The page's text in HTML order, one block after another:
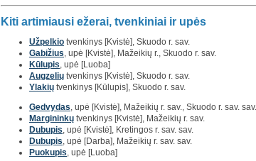
Kiti artimiausi ežerai, tvenkiniai ir upės
Užpelkio tvenkinys [Kvistė], Skuodo r. sav.
Gabižius , upė [Kvistė], Mažeikių r., Skuodo r. sav.
Kūlupis , upė [Luoba]
Augzelių tvenkinys [Kvistė], Skuodo r. sav.
Ylakių tvenkinys [Kūlupis], Skuodo r. sav.
Gedvydas , upė [Kvistė], Mažeikių r. sav., Skuodo r. sav. sav.
Margininkų tvenkinys [Kvistė], Mažeikių r. sav.
Dubupis , upė [Kvistė], Kretingos r. sav. sav.
Dubupis , upė [Darba], Mažeikių r. sav. sav.
Puokupis , upė [Luoba]